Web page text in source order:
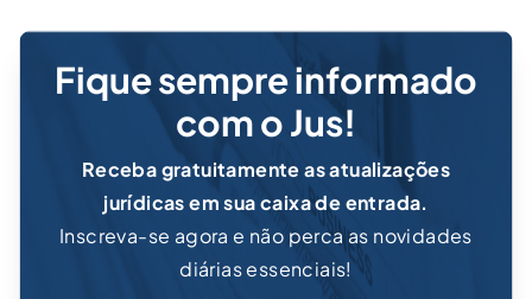
Fique sempre informado
com o Jus!
Receba gratuitamente as atualizações
jurídicas em sua caixa de entrada.
Inscreva-se agora e não perca as novidades
diárias essenciais!